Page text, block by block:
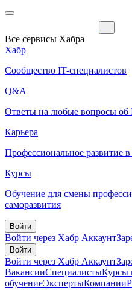
Все сервисы Хабра
Хабр
Сообщество IT-специалистов
Q&A
Ответы на любые вопросы об
Карьера
Профессиональное развитие
Курсы
Обучение для смены
саморазвития
Войти
Войти через Хабр Аккаунт
Войти
Войти через Хабр Аккаунт
ВакансииСпециалистыКурсы
обучениеЭкспертыКомпании